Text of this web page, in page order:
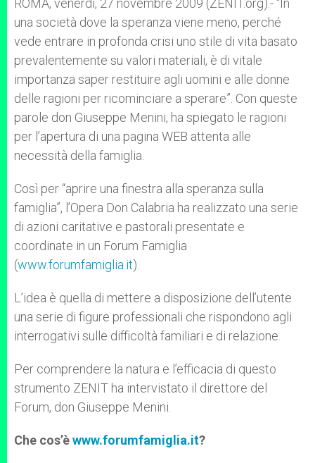
ROMA, venerdì, 27 novembre 2009 (ZENIT.org).- “In
una società dove la speranza viene meno, perché
vede entrare in profonda crisi uno stile di vita basato
prevalentemente su valori materiali, è di vitale
importanza saper restituire agli uomini e alle donne
delle ragioni per ricominciare a sperare”. Con queste
parole don Giuseppe Menini, ha spiegato le ragioni
per l’apertura di una pagina WEB attenta alle
necessità della famiglia.
Così per “aprire una finestra alla speranza sulla
famiglia”, l’Opera Don Calabria ha realizzato una serie
di azioni caritative e pastorali presentate e
coordinate in un Forum Famiglia
(www.forumfamiglia.it).
L’idea è quella di mettere a disposizione dell’utente
una serie di figure professionali che rispondono agli
interrogativi sulle difficoltà familiari e di relazione.
Per comprendere la natura e l’efficacia di questo
strumento ZENIT ha intervistato il direttore del
Forum, don Giuseppe Menini.
Che cos’èwww.forumfamiglia.it?